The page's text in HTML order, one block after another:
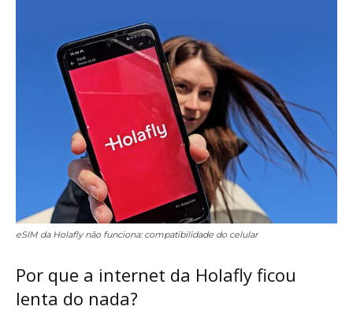
eSIM da Holafly não funciona: compatibilidade do celular
Por que a internet da Holafly ficou
lenta do nada?